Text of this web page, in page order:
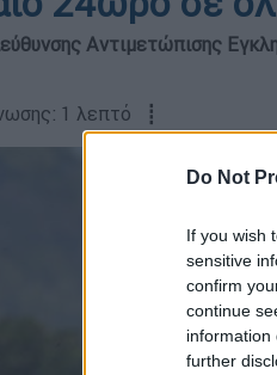
Do Not
If you wish
sensitive
confirm
continue
information
further
Αντιμετώπισης
1 λεπτό ┋